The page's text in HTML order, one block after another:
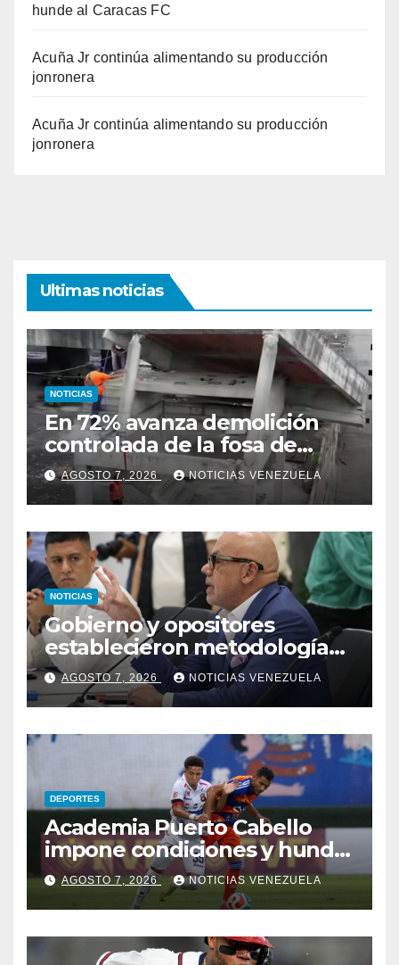
hunde al Caracas FC
Acuña Jr continúa alimentando su producción
jonronera
Acuña Jr continúa alimentando su producción
jonronera
Ultimas noticias
NOTICIAS
En 72% avanza demolición
controlada de la fosa de
ascensores en la Torre de
David
AGOSTO 7, 2026 NOTICIAS VENEZUELA
NOTICIAS
Gobierno y opositores
establecieron metodología
para el proceso de diálogo en
Venezuela
AGOSTO 7, 2026 NOTICIAS VENEZUELA
DEPORTES
Academia Puerto Cabello
impone condiciones y hunde
al Caracas FC
AGOSTO 7, 2026 NOTICIAS VENEZUELA